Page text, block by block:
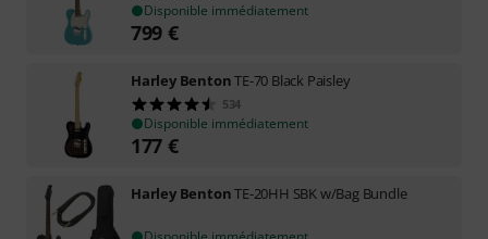
Disponible immédiatement
799 €
Harley BentonTE-70 Black Paisley
534
Disponible immédiatement
177 €
Harley BentonTE-20HH SBK w/Bag Bundle